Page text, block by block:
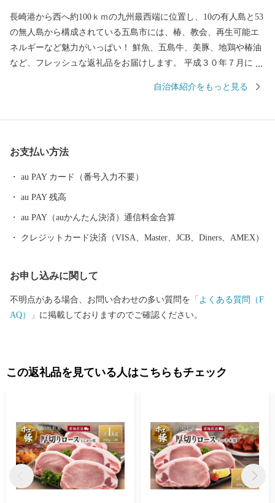
長崎港から西へ約100ｋｍの九州最西端に位置し、10の有人島と53
の無人島から構成されている五島市には、椿、教会、再生可能エ
ネルギーなど魅力がいっぱい！ 鮮魚、五島牛、美豚、地鶏や椿油
など、フレッシュな返礼品をお届けします。 平成３０年７月には
されました。 五島市には「久賀島の集落」と「奈留の江上集落」
自治体紹介をもっと見る
お支払い方法
au PAY カード（番号入力不要）
au PAY 残高
au PAY（auかんたん決済）通信料金合算
クレジットカード決済（VISA、Master、JCB、Diners、AMEX）
お申し込みに関して
不明点がある場合、お問い合わせの多い質問を 「よくある質問（F
AQ）」 に掲載しておりますのでご確認ください。
この返礼品を見ている人はこちらもチェック